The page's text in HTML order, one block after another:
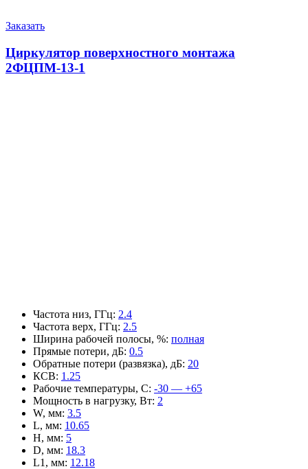
Заказать
Циркулятор поверхностного монтажа
2ФЦПМ-13-1
Частота низ, ГГц: 2.4
Частота верх, ГГц: 2.5
Ширина рабочей полосы, %: полная
Прямые потери, дБ: 0.5
Обратные потери (развязка), дБ: 20
КСВ: 1.25
Рабочие температуры, С: -30 — +65
Мощность в нагрузку, Вт: 2
W, мм: 3.5
L, мм: 10.65
H, мм: 5
D, мм: 18.3
L1, мм: 12.18